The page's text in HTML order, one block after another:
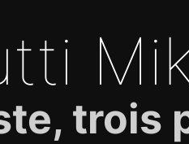
trois